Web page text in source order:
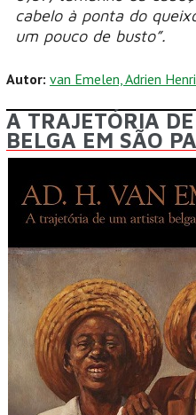
cabelo à ponta do
um pouco de busto”.
Autor: van Emelen, Adrien
A TRAJETÓRIA
BELGA EM SÃO